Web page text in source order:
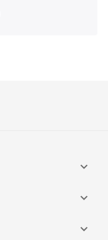


